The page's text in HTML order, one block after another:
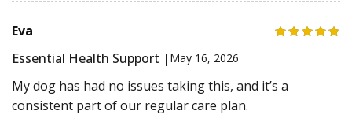
Eva
Essential Health Support | May 16, 2026
My dog has had no issues taking this, and it’s a
consistent part of our regular care plan.